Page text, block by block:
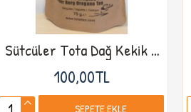
Sütcüler Tota Dağ Kekik Çayı 75 gr. Origanum Minutiflorum
100,00TL
SEPETE EKLE